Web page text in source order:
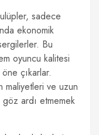
sadece
ekonomik
Bu
oyuncu kalitesi
çıkarlar.
maliyetleri ve uzun
ardı etmemek